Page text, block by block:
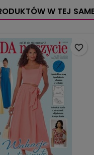
W TEJ
favorite_border